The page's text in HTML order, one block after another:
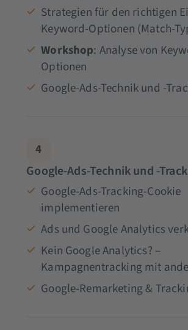
Strategien für den richtigen
Keyword-Optionen (Match-
Workshop: Analyse von
Optionen
Google-Ads-Technik und -
4
Google-Ads-Technik und -
Google-Ads-Tracking-Cookie
implementieren
Ads und Google Analytics
Kein Google Analytics? –
Kampagnentracking mit
Google-Remarketing &